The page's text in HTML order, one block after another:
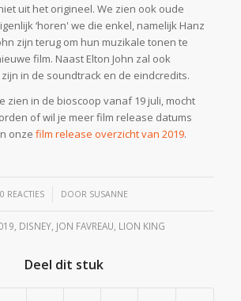
uit het origineel. We zien ook oude
‘horen' we die enkel, namelijk Hanz
zijn terug om hun muzikale tonen te
film. Naast Elton John zal ook
in de soundtrack en de eindcredits.
zien in de bioscoop vanaf 19 juli, mocht
of wil je meer film release datums
onze film release overzicht van 2019.
0 REACTIES
/ DOOR SUSANNE
DISNEY JON FAVREAU LION KING
Deel dit stuk